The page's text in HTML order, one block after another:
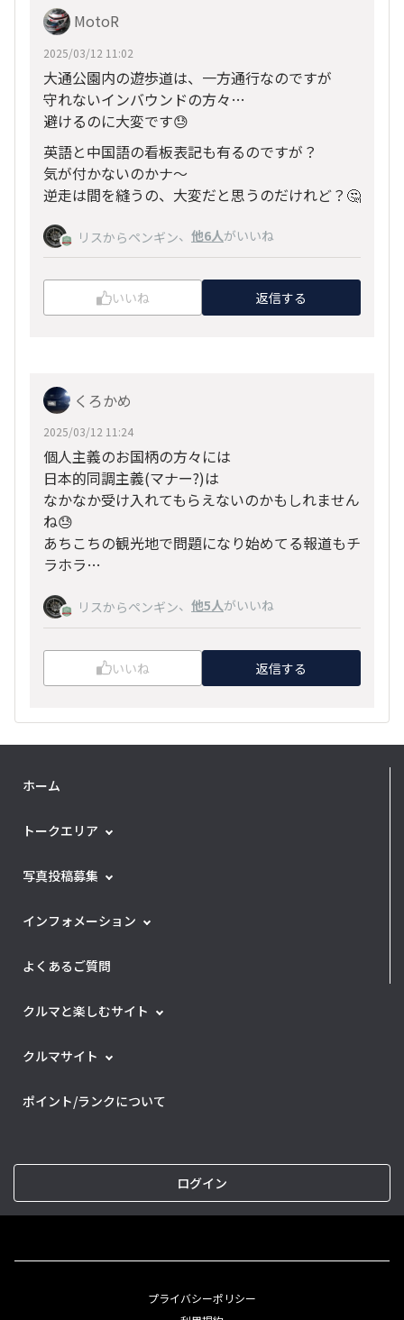
MotoR
2025/03/12 11:02
大通公園内の遊歩道は、一方通行なのですが
守れないインバウンドの方々…
避けるのに大変です😓
英語と中国語の看板表記も有るのですが？
気が付かないのかナ～
逆走は間を縫うの、大変だと思うのだけれど？🤔
リスからペンギン、 他6人がいいね
いいね 返信する
くろかめ
2025/03/12 11:24
個人主義のお国柄の方々には
日本的同調主義(マナー?)は
なかなか受け入れてもらえないのかもしれません
ね😓
あちこちの観光地で問題になり始めてる報道もチ
ラホラ…
リスからペンギン、 他5人がいいね
いいね 返信する
ホーム
トークエリア
写真投稿募集
インフォメーション
よくあるご質問
クルマと楽しむサイト
クルマサイト
ポイント/ランクについて
ログイン
プライバシーポリシー